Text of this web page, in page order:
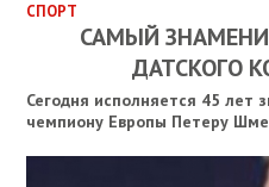
СПОРТ
САМЫЙ
ДАТСКОГО
Сегодня исполняется 45 лет
чемпиону Европы Петеру